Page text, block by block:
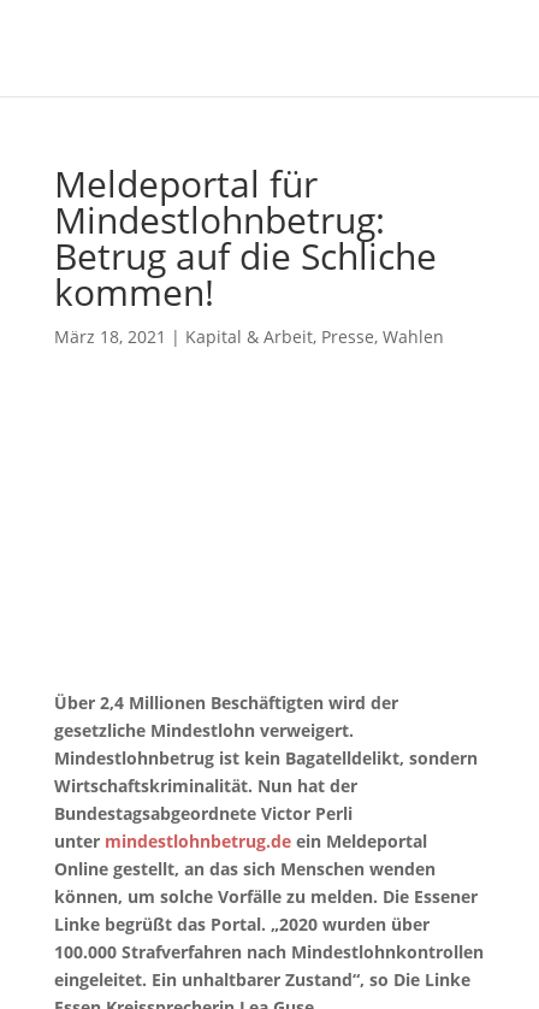
Meldeportal für
Mindestlohnbetrug:
Betrug auf die Schliche
kommen!
März 18, 2021 | Kapital & Arbeit, Presse, Wahlen
Über 2,4 Millionen Beschäftigten wird der
gesetzliche Mindestlohn verweigert.
Mindestlohnbetrug ist kein Bagatelldelikt, sondern
Wirtschaftskriminalität. Nun hat der
Bundestagsabgeordnete Victor Perli
unter mindestlohnbetrug.deein Meldeportal
Online gestellt, an das sich Menschen wenden
können, um solche Vorfälle zu melden. Die Essener
Linke begrüßt das Portal. „2020 wurden über
100.000 Strafverfahren nach Mindestlohnkontrollen
eingeleitet. Ein unhaltbarer Zustand“, so Die Linke